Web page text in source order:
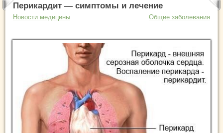
Перикардит — симптомы и лечение
Новости медицины Общие заболевания